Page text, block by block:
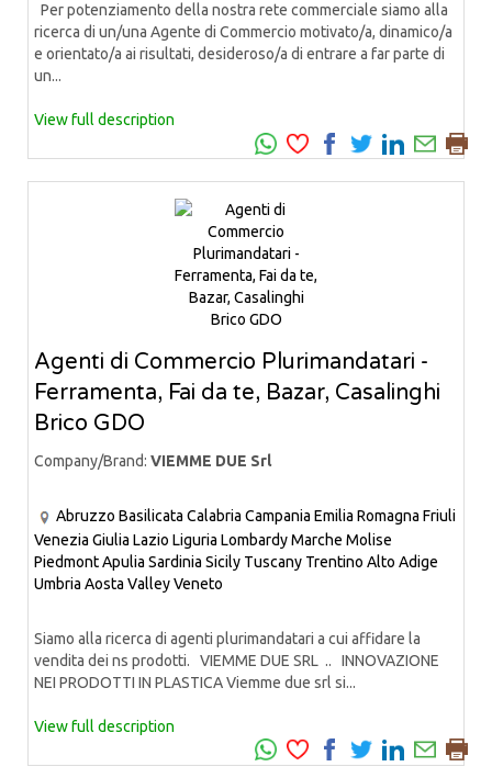
Per potenziamento della nostra rete commerciale siamo alla
ricerca di un/una Agente di Commercio motivato/a, dinamico/a
e orientato/a ai risultati, desideroso/a di entrare a far parte di
un...
View full description
Agenti di Commercio Plurimandatari -
Ferramenta, Fai da te, Bazar, Casalinghi
Brico GDO
Company/Brand: VIEMME DUE Srl
Abruzzo Basilicata Calabria Campania Emilia Romagna Friuli
Venezia Giulia Lazio Liguria LombardyMarche Molise
PiedmontApulia Sardinia Sicily Tuscany Trentino Alto Adige
Umbria Aosta ValleyVeneto
Siamo alla ricerca di agenti plurimandatari a cui affidare la
vendita dei ns prodotti. VIEMME DUE SRL .. INNOVAZIONE
NEI PRODOTTI IN PLASTICA Viemme due srl si...
View full description